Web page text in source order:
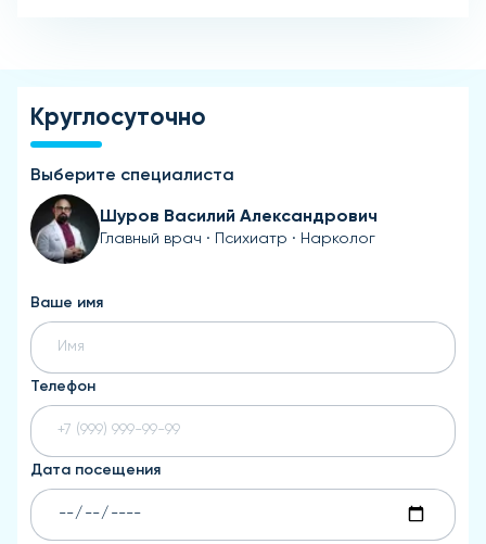
Круглосуточно
Выберите специалиста
Шуров Василий Александрович
Главный врач · Психиатр · Нарколог
Ваше имя
Телефон
Дата посещения